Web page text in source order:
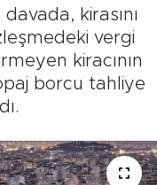
kirasını
vergi
kiracının
borcu tahliye